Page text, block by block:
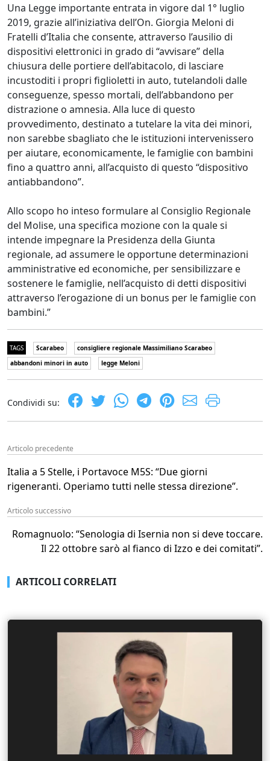
Una Legge importante entrata in vigore dal 1° luglio
2019, grazie all’iniziativa dell’On. Giorgia Meloni di
Fratelli d’Italia che consente, attraverso l’ausilio di
dispositivi elettronici in grado di “avvisare” della
chiusura delle portiere dell’abitacolo, di lasciare
incustoditi i propri figlioletti in auto, tutelandoli dalle
conseguenze, spesso mortali, dell’abbandono per
distrazione o amnesia. Alla luce di questo
provvedimento, destinato a tutelare la vita dei minori,
non sarebbe sbagliato che le istituzioni intervenissero
per aiutare, economicamente, le famiglie con bambini
fino a quattro anni, all’acquisto di questo “dispositivo
antiabbandono”.
Allo scopo ho inteso formulare al Consiglio Regionale
del Molise, una specifica mozione con la quale si
intende impegnare la Presidenza della Giunta
regionale, ad assumere le opportune determinazioni
amministrative ed economiche, per sensibilizzare e
sostenere le famiglie, nell’acquisto di detti dispositivi
attraverso l’erogazione di un bonus per le famiglie con
bambini.”
TAGS Scarabeo
consigliere regionale Massimiliano Scarabeo
abbandoni minori in auto
legge Meloni
Condividi su:
Articolo precedente
Italia a 5 Stelle, i Portavoce M5S: “Due giorni
rigeneranti. Operiamo tutti nelle stessa direzione”.
Articolo successivo
Romagnuolo: “Senologia di Isernia non si deve toccare.
Il 22 ottobre sarò al fianco di Izzo e dei comitati”.
ARTICOLI CORRELATI